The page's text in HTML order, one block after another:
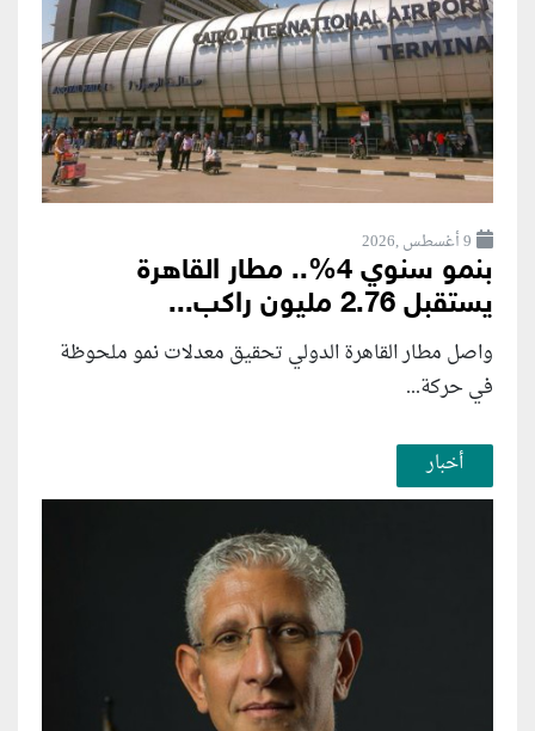
9 أغسطس ,2026
بنمو سنوي 4%.. مطار القاهرة
يستقبل 2.76 مليون راكب...
واصل مطار القاهرة الدولي تحقيق معدلات نمو ملحوظة
في حركة...
أخبار